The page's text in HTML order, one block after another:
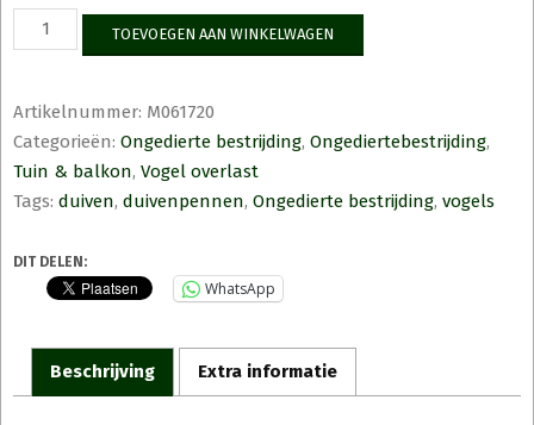
Natural
cm
aantal
TOEVOEGEN AAN WINKELWAGEN
Artikelnummer: M061720
Categorieën: Ongedierte bestrijding, Ongediertebestrijding,
Tuin & balkon, Vogel overlast
Tags: duiven, duivenpennen, Ongedierte bestrijding, vogels
DIT DELEN:
WhatsApp
Beschrijving Extra informatie